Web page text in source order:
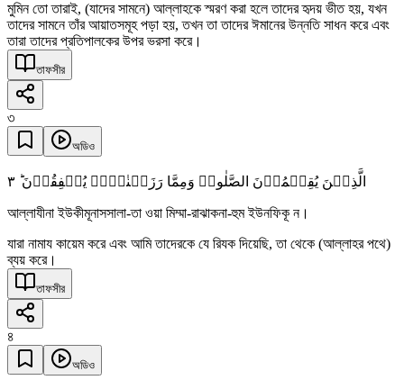
মুমিন তো তারাই, (যাদের সামনে) আল্লাহকে স্মরণ করা হলে তাদের হৃদয় ভীত হয়, যখন
তাদের সামনে তাঁর আয়াতসমূহ পড়া হয়, তখন তা তাদের ঈমানের উন্নতি সাধন করে এবং
তারা তাদের প্রতিপালকের উপর ভরসা করে।
তাফসীর
৩
অডিও
الَّذِیۡنَ یُقِیۡمُوۡنَ الصَّلٰوۃَ وَمِمَّا رَزَقۡنٰہُمۡ یُنۡفِقُوۡنَ ؕ ٣
আল্লাযীনা ইউকীমূনাসসালা-তা ওয়া মিম্মা-রাঝাকনা-হুম ইউনফিকূ ন।
যারা নামায কায়েম করে এবং আমি তাদেরকে যে রিযক দিয়েছি, তা থেকে (আল্লাহর পথে)
ব্যয় করে।
তাফসীর
৪
অডিও